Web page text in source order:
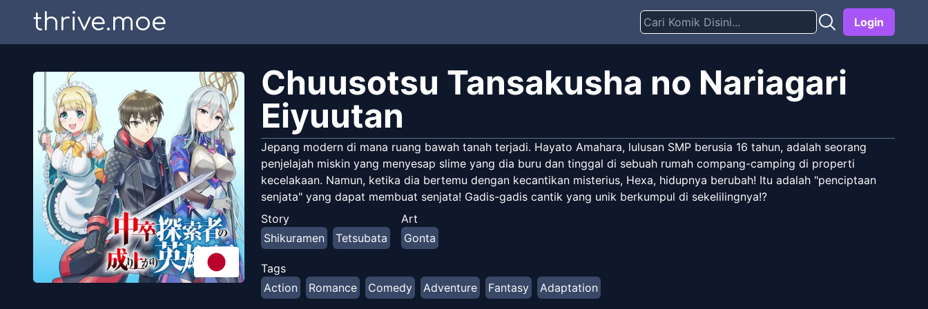
thrive.moe Login
Chuusotsu Tansakusha no Nariagari
Eiyuutan
Jepang modern di mana ruang bawah tanah terjadi. Hayato Amahara, lulusan SMP berusia 16 tahun, adalah seorang
penjelajah miskin yang menyesap slime yang dia buru dan tinggal di sebuah rumah compang-camping di properti
kecelakaan. Namun, ketika dia bertemu dengan kecantikan misterius, Hexa, hidupnya berubah! Itu adalah "penciptaan
senjata" yang dapat membuat senjata! Gadis-gadis cantik yang unik berkumpul di sekelilingnya!?
Story
Shikuramen
Tetsubata
Art
Gonta
Tags
Action
Romance Comedy Adventure Fantasy Adaptation